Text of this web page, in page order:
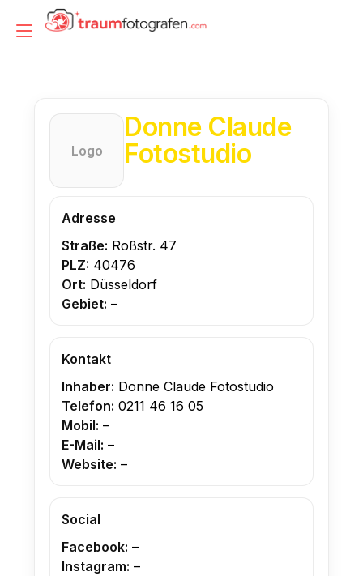
InhaltNavigation
Logo
Donne Claude
Fotostudio
Adresse
Straße: Roßstr. 47
PLZ: 40476
Ort: Düsseldorf
Gebiet: –
Kontakt
Inhaber: Donne Claude Fotostudio
Telefon: 0211 46 16 05
Mobil: –
E-Mail: –
Website: –
Social
Facebook: –
Instagram: –